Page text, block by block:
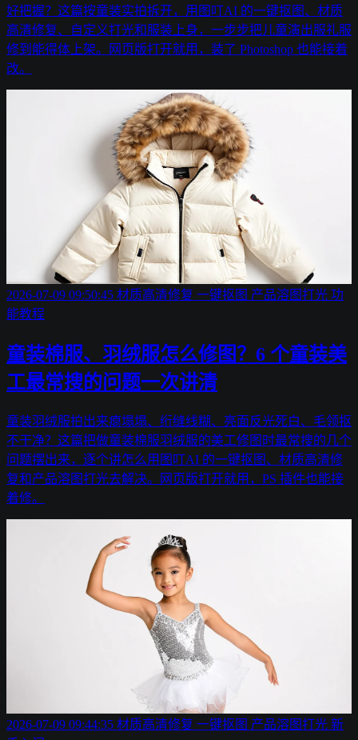
好把握？这篇按童装实拍拆开，用图叮AI 的一键抠图、材质
高清修复、自定义打光和服装上身，一步步把儿童演出服礼服
修到能得体上架。网页版打开就用，装了 Photoshop 也能接着
改。
2026-07-09 09:50:45 材质高清修复 一键抠图 产品溶图打光 功
能教程
童装棉服、羽绒服怎么修图？6 个童装美
工最常搜的问题一次讲清
童装羽绒服拍出来瘪塌塌、绗缝线糊、亮面反光死白、毛领抠
不干净？这篇把做童装棉服羽绒服的美工修图时最常搜的几个
问题摆出来，逐个讲怎么用图叮AI 的一键抠图、材质高清修
复和产品溶图打光去解决。网页版打开就用，PS 插件也能接
着修。
2026-07-09 09:44:35 材质高清修复 一键抠图 产品溶图打光 新